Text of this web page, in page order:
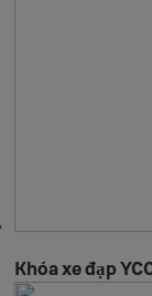
Khóa xe đạp